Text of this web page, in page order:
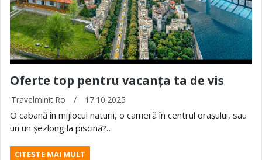
Oferte top pentru vacanța ta de vis
Travelminit.ro / 17.10.2025
O cabană în mijlocul naturii, o cameră în centrul orașului, sau
un un șezlong la piscină?…
CITESTE MAI MULT